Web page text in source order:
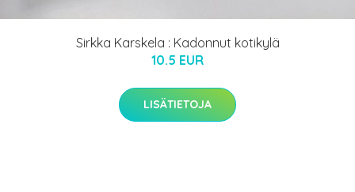
Sirkka Karskela : Kadonnut kotikylä
10.5 EUR
LISÄTIETOJA